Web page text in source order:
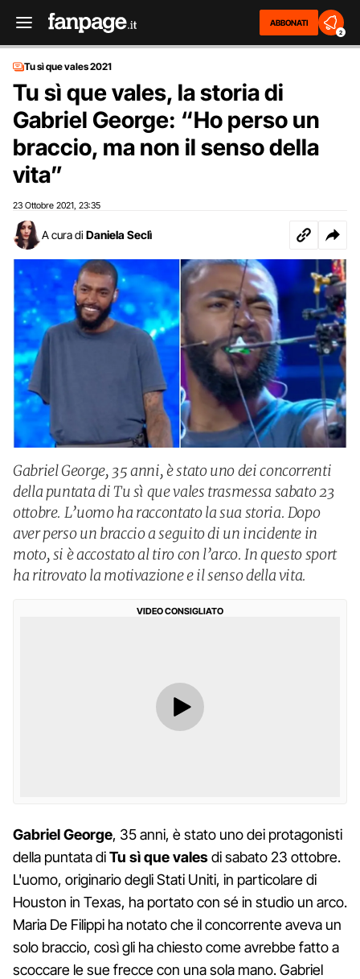
ABBONATI
2
Tu sì que vales 2021
Tu sì que vales, la storia di
Gabriel George: “Ho perso un
braccio, ma non il senso della
vita”
23 Ottobre 2021 23:35
A cura di Daniela Seclì
Gabriel George, 35 anni, è stato uno dei concorrenti
della puntata di Tu sì que vales trasmessa sabato 23
ottobre. L’uomo ha raccontato la sua storia. Dopo
aver perso un braccio a seguito di un incidente in
moto, si è accostato al tiro con l’arco. In questo sport
ha ritrovato la motivazione e il senso della vita.
VIDEO CONSIGLIATO
Gabriel George, 35 anni, è stato uno dei protagonisti
della puntata diTu sì que valesdi sabato 23 ottobre.
L'uomo, originario degli Stati Uniti, in particolare di
Houston in Texas, ha portato con sé in studio un arco.
Maria De Filippi ha notato che il concorrente aveva un
solo braccio, così gli ha chiesto come avrebbe fatto a
scoccare le sue frecce con una sola mano. Gabriel